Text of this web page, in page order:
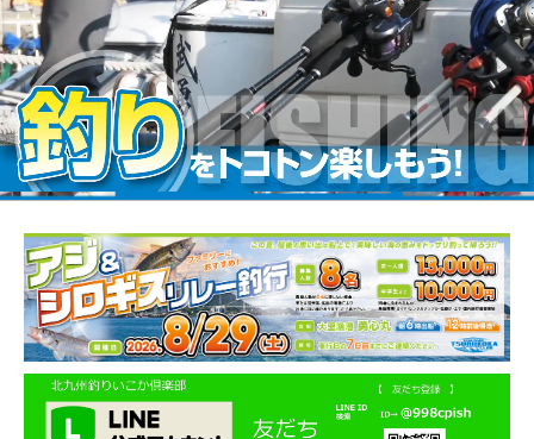
ブログ
加盟遊漁船情報
お問い合せ